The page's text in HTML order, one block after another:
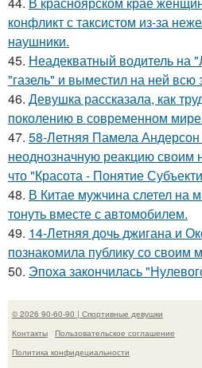
конфликт с таксистом из-за
наушники.
45. Неадекватный водитель на
"газель" и выместил на ней всю
46. Девушка рассказала, как
поколению в современном
47. 58-Летняя Памела
неоднозначную реакцию своим
что "Красота - Понятие
48. В Китае мужчина слетел на
тонуть вместе с автомобилем.
49. 14-Летняя дочь джигана и
познакомила публику со своим
50. Эпоха закончилась
© 2026 90-60-90 | Спортивные девушки
Контакты
Пользовательское соглашение
Политика конфидециальности